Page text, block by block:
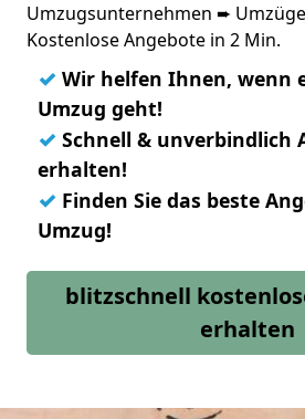
Umzugsunternehmen ➨
Kostenlose Angebote in 2 Min.
✓ Wir helfen Ihnen, wenn
Umzug geht!
✓ Schnell & unverbindlich
erhalten!
✓ Finden Sie das beste
Umzug!
blitzschnell
erhalten